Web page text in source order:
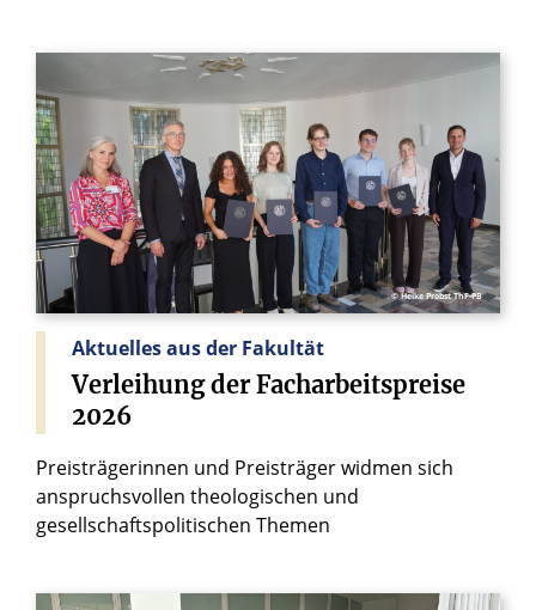
© Heike Probst ThF-PB
Aktuelles aus der Fakultät
Verleihung der Facharbeitspreise
2026
Preisträgerinnen und Preisträger widmen sich
anspruchsvollen theologischen und
gesellschaftspolitischen Themen